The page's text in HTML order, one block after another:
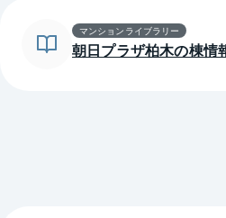
マンションライブラリー
朝日プラザ柏木の棟情